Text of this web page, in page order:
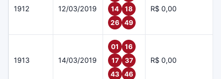
1912 12/03/2019
14
18
26
49
R$ 0,00
1913 14/03/2019
01
16
17
37
43
46
R$ 0,00